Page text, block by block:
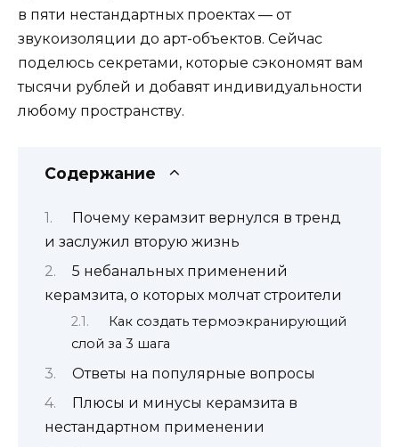
в пяти нестандартных проектах — от
звукоизоляции до арт-объектов. Сейчас
поделюсь секретами, которые сэкономят вам
тысячи рублей и добавят индивидуальности
любому пространству.
Содержание
Почему керамзит вернулся в тренд
и заслужил вторую жизнь
5 небанальных применений
керамзита, о которых молчат строители
Как создать термоэкранирующий
слой за 3 шага
Ответы на популярные вопросы
Плюсы и минусы керамзита в
нестандартном применении